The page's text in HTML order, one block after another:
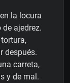
la locura
ajedrez.
después.
carreta,
y de mal.